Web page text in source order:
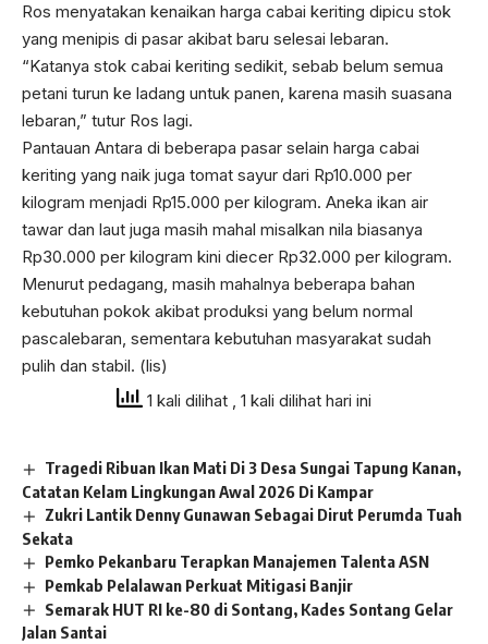
Ros menyatakan kenaikan harga cabai keriting dipicu stok
yang menipis di pasar akibat baru selesai lebaran.
“Katanya stok cabai keriting sedikit, sebab belum semua
petani turun ke ladang untuk panen, karena masih suasana
lebaran,” tutur Ros lagi.
Pantauan Antara di beberapa pasar selain harga cabai
keriting yang naik juga tomat sayur dari Rp10.000 per
kilogram menjadi Rp15.000 per kilogram. Aneka ikan air
tawar dan laut juga masih mahal misalkan nila biasanya
Rp30.000 per kilogram kini diecer Rp32.000 per kilogram.
Menurut pedagang, masih mahalnya beberapa bahan
kebutuhan pokok akibat produksi yang belum normal
pascalebaran, sementara kebutuhan masyarakat sudah
pulih dan stabil. (lis)
1 kali dilihat
, 1 kali dilihat hari ini
Tragedi Ribuan Ikan Mati Di 3 Desa Sungai Tapung Kanan,
Catatan Kelam Lingkungan Awal 2026 Di Kampar
Zukri Lantik Denny Gunawan Sebagai Dirut Perumda Tuah
Sekata
Pemko Pekanbaru Terapkan Manajemen Talenta ASN
Pemkab Pelalawan Perkuat Mitigasi Banjir
Semarak HUT RI ke-80 di Sontang, Kades Sontang Gelar
Jalan Santai